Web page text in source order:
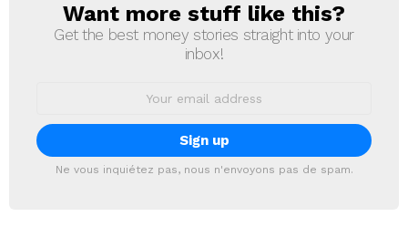
NEWSLETTER
Want more stuff like this?
Get the best money stories straight into your
inbox!
Ne vous inquiétez pas, nous n'envoyons pas de spam.